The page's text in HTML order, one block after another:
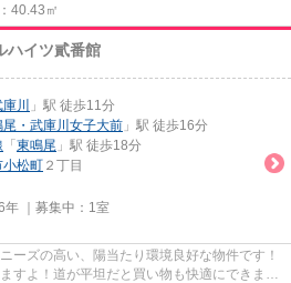
40.43㎡
ハイツ貳番館
川
」駅 徒歩11分
尾・武庫川女子大前 」駅 徒歩16分
「 東鳴尾 」駅 徒歩18分
小松町 ２丁目
｜募集中： 1室
ーズの高い、陽当たり環境良好な物件です！
すよ！道が平坦だと買い物も快適にできます